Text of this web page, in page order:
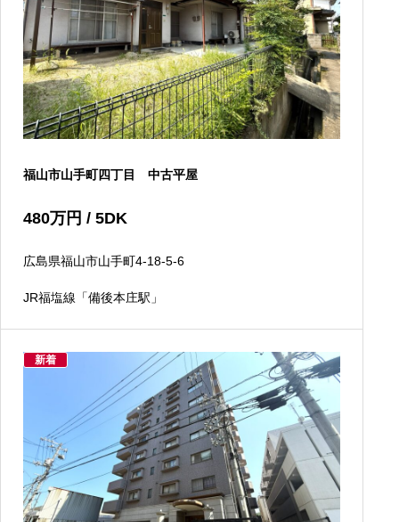
福山市山手町四丁目 中古平屋
480万円 / 5DK
広島県福山市山手町4-18-5-6
JR福塩線「備後本庄駅」
新着